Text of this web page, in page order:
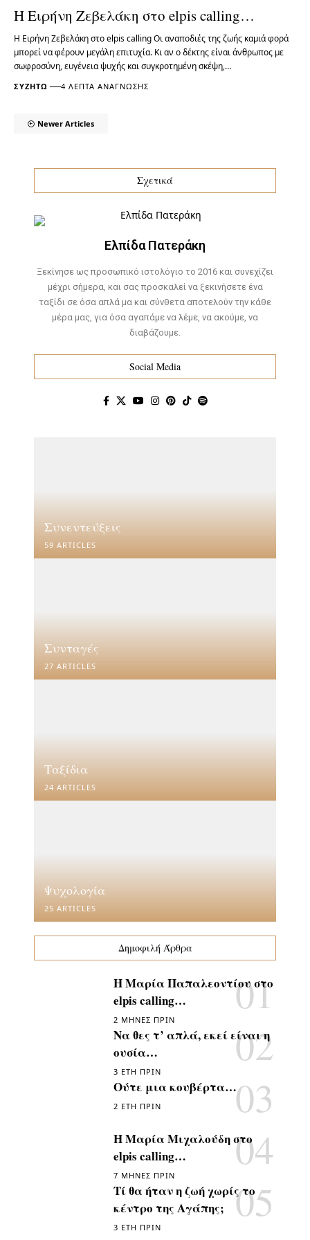
Η Ειρήνη Ζεβελάκη στο elpis calling…
Η Ειρήνη Ζεβελάκη στο elpis calling Οι αναποδιές της ζωής καμιά φορά
μπορεί να φέρουν μεγάλη επιτυχία. Κι αν ο δέκτης είναι άνθρωπος με
σωφροσύνη, ευγένεια ψυχής και συγκροτημένη σκέψη,…
ΣΥΖΗΤΏ 4 ΛΕΠΤΆ ΑΝΆΓΝΩΣΗΣ
Newer Articles
Σχετικά
Ελπίδα Πατεράκη
Ξεκίνησε ως προσωπικό ιστολόγιο το 2016 και συνεχίζει
μέχρι σήμερα, και σας προσκαλεί να ξεκινήσετε ένα
ταξίδι σε όσα απλά μα και σύνθετα αποτελούν την κάθε
μέρα μας, για όσα αγαπάμε να λέμε, να ακούμε, να
διαβάζουμε.
Social Media
Συνεντεύξεις
59 ARTICLES
Συνταγές
27 ARTICLES
Ταξίδια
24 ARTICLES
Ψυχολογία
25 ARTICLES
Δημοφιλή Άρθρα
Η Μαρία Παπαλεοντίου στο
elpis calling…
2 ΜΉΝΕΣ ΠΡΙΝ
Να θες τ’ απλά, εκεί είναι η
ουσία…
3 ΈΤΗ ΠΡΙΝ
Ούτε μια κουβέρτα…
2 ΈΤΗ ΠΡΙΝ
Η Μαρία Μιχαλούδη στο
elpis calling…
7 ΜΉΝΕΣ ΠΡΙΝ
Τί θα ήταν η ζωή χωρίς το
κέντρο της Αγάπης;
3 ΈΤΗ ΠΡΙΝ